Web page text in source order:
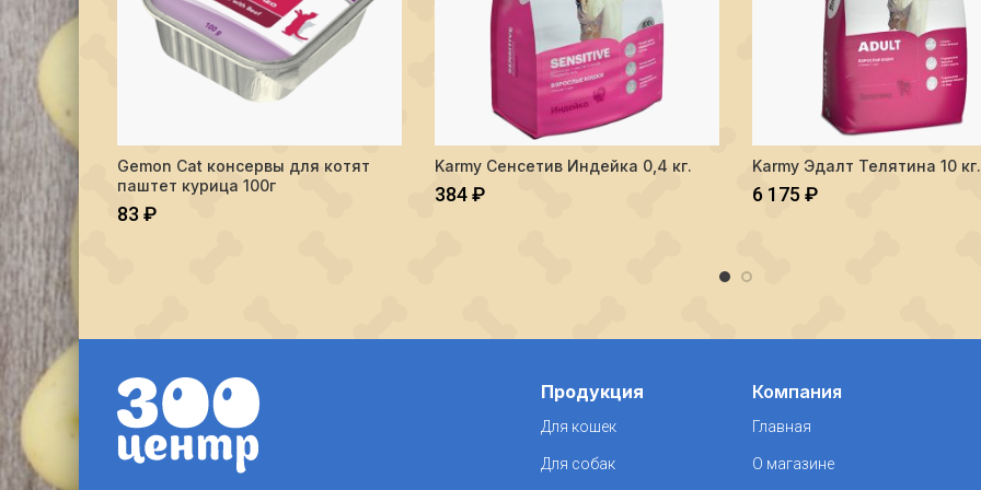
ПОДРОБНЕЕ
Gemon Cat консервы для котят
паштет курица 100г
83 ₽
Количество Karmy Сенсетив Индейка 0,4 кг.
В КОРЗИНУ
Karmy Сенсетив Индейка 0,4 кг.
384₽
Количество Karmy ЭдалтВ КОРЗИНУ
Karmy Эдалт Телятина 10 кг.
6 175₽
Продукция
Для кошек
Для собак
Компания
Главная
О магазине